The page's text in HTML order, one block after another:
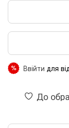
% Ввійти для
До